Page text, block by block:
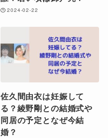
2024-02-22
佐久間由衣は妊娠して
る？綾野剛との結婚式や
同居の予定となぜ今結
婚？